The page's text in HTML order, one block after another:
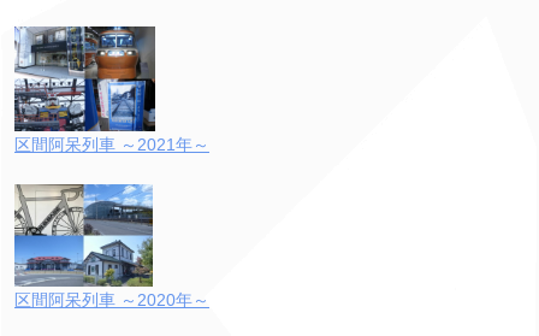
区間阿呆列車 ～2021年～
区間阿呆列車 ～2020年～